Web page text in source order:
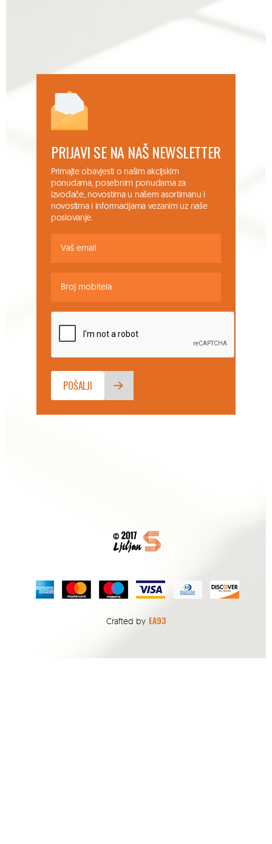
PRIJAVI SE NA NAŠ NEWSLETTER
Primajte obavjesti o našim akcijskim
ponudama, posebnim ponudama za
izvođače, novostima u našem asortimanu i
novostima i informacijama vezanim uz naše
poslovanje.
Crafted by EA93